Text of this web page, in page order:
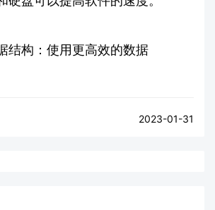
结构：使用更高效的数据
2023-01-31